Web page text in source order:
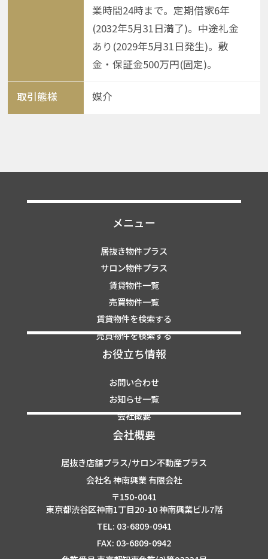
業時間24時まで。定期借家6年
(2032年5月31日満了)。中途礼金
あり(2029年5月31日発生)。敷
金・保証金500万円(固定)。
取引態様 媒介
メニュー
居抜き物件プラス
サロン物件プラス
賃貸物件一覧
売買物件一覧
賃貸物件を検索する
売買物件を検索する
お役立ち情報
お問い合わせ
お知らせ一覧
会社概要
会社概要
居抜き店舗プラス/サロン不動産プラス
会社名 神南興業 有限会社
〒150-0041
東京都渋谷区神南1丁目20-10 神南興業ビル7階
TEL: 03-6809-0941
FAX: 03-6809-0942